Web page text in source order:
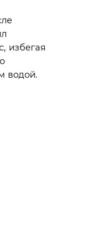
избегая
водой.